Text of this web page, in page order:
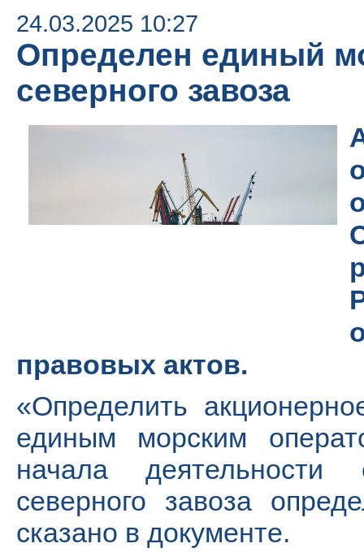
24.03.2025 10:27
Определен единый
северного завоза
правовых актов.
«Определить
единым морским
начала деятельности
северного завоза
сказано в документе.